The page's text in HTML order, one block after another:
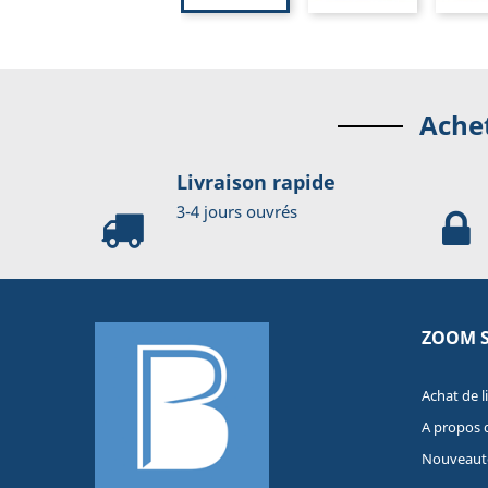
Livraison rapide
3-4 jours ouvrés
ZOOM
Achat de
A propos